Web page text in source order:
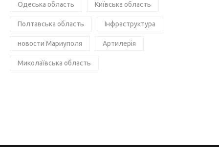
Одеська область Київська область
Полтавська область Інфраструктура
новости Мариуполя Артилерія
Миколаївська область